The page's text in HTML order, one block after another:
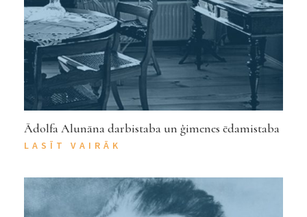
Ādolfa Alunāna darbistaba un ģimenes ēdamistaba
LASĪT VAIRĀK